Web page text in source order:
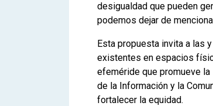
desigualdad que pueden
podemos dejar de
Esta propuesta invita a las
existentes en espacios
efeméride que promueve
de la Información y la
fortalecer la equidad.